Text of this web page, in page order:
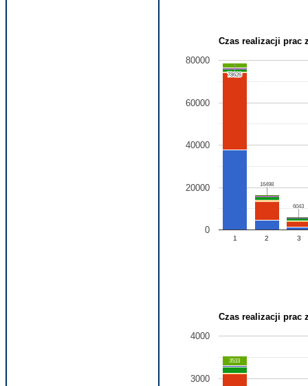
Czas realizacji prac
1 2 3
0
20000
40000
60000
80000
78626
78626
16498
16498
6043
6043
Czas realizacji prac
3000
4000
3533